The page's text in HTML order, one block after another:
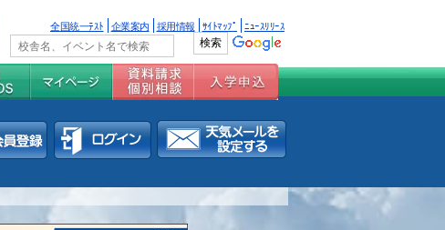
全国統一ﾃｽﾄ 企業案内 採用情報 ｻｲﾄﾏｯﾌﾟ ﾆｭｰｽﾘﾘｰｽ